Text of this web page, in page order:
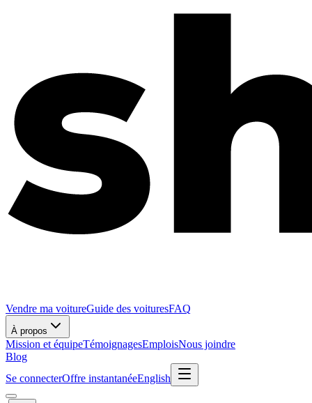
Vendre ma voitureGuide des voituresFAQ
À propos
Mission et équipeTémoignagesEmploisNous joindre
Blog
Se connecterOffre instantanéeEnglish